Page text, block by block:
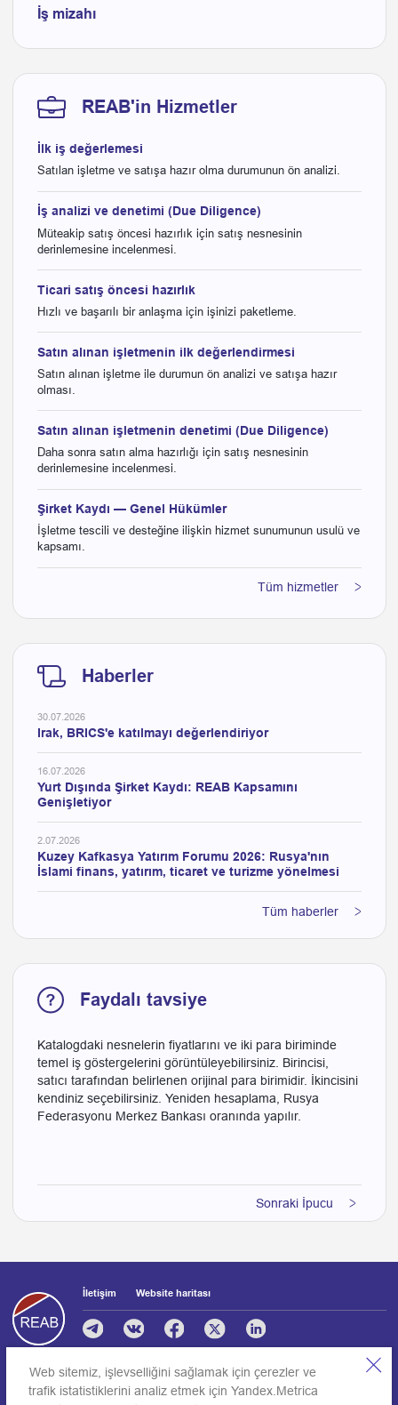
İş mizahı
REAB'in Hizmetler
İlk iş değerlemesi
Satılan işletme ve satışa hazır olma durumunun ön analizi.
İş analizi ve denetimi (Due Diligence)
Müteakip satış öncesi hazırlık için satış nesnesinin
derinlemesine incelenmesi.
Ticari satış öncesi hazırlık
Hızlı ve başarılı bir anlaşma için işinizi paketleme.
Satın alınan işletmenin ilk değerlendirmesi
Satın alınan işletme ile durumun ön analizi ve satışa hazır
olması.
Satın alınan işletmenin denetimi (Due Diligence)
Daha sonra satın alma hazırlığı için satış nesnesinin
derinlemesine incelenmesi.
Şirket Kaydı — Genel Hükümler
İşletme tescili ve desteğine ilişkin hizmet sunumunun usulü ve
kapsamı.
Tüm hizmetler
Haberler
30.07.2026
Irak, BRICS'e katılmayı değerlendiriyor
16.07.2026
Yurt Dışında Şirket Kaydı: REAB Kapsamını
Genişletiyor
2.07.2026
Kuzey Kafkasya Yatırım Forumu 2026: Rusya'nın
İslami finans, yatırım, ticaret ve turizme yönelmesi
Tüm haberler
Faydalı tavsiye
Katalogdaki nesnelerin fiyatlarını ve iki para biriminde
temel iş göstergelerini görüntüleyebilirsiniz. Birincisi,
satıcı tarafından belirlenen orijinal para birimidir. İkincisini
kendiniz seçebilirsiniz. Yeniden hesaplama, Rusya
Federasyonu Merkez Bankası oranında yapılır.
Sonraki İpucu
İletişim Website haritası
Kişisel veri işleme politikası
Web sitemiz, işlevselliğini sağlamak için çerezler ve
trafik istatistiklerini analiz etmek için Yandex.Metrica